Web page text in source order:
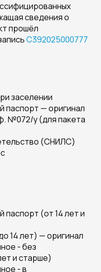
сведения о
прошёл
С392025000777
заселении
паспорт — оригинал
№072/у (для пакета
(СНИЛС)
паспорт (от 14 лет и
14 лет) — оригинал
- без
и старше)
- в